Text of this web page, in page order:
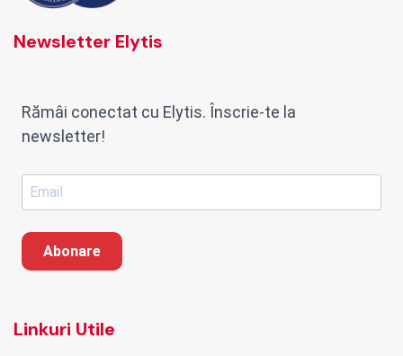
Newsletter Elytis
Rămâi conectat cu Elytis. Înscrie-te la
newsletter!
Abonare
Linkuri Utile